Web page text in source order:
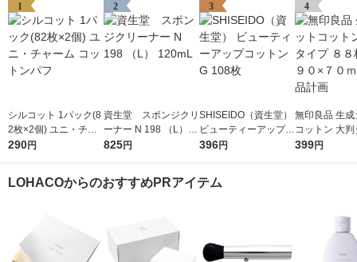
1
シルコット 1パック(8
2枚×2個) ユニ・チャ
ーム コットンパフ
290円
2
資生堂 スポンジクリ
ーナー N 198 （L） 1
20mL
825円
3
SHISEIDO（資生堂）
ビューティーアップコ
ットン G 108枚
396円
4
無印良品 生成
コットン 大
８８枚入 約
399円
LOHACOからのおすすめPRアイテム